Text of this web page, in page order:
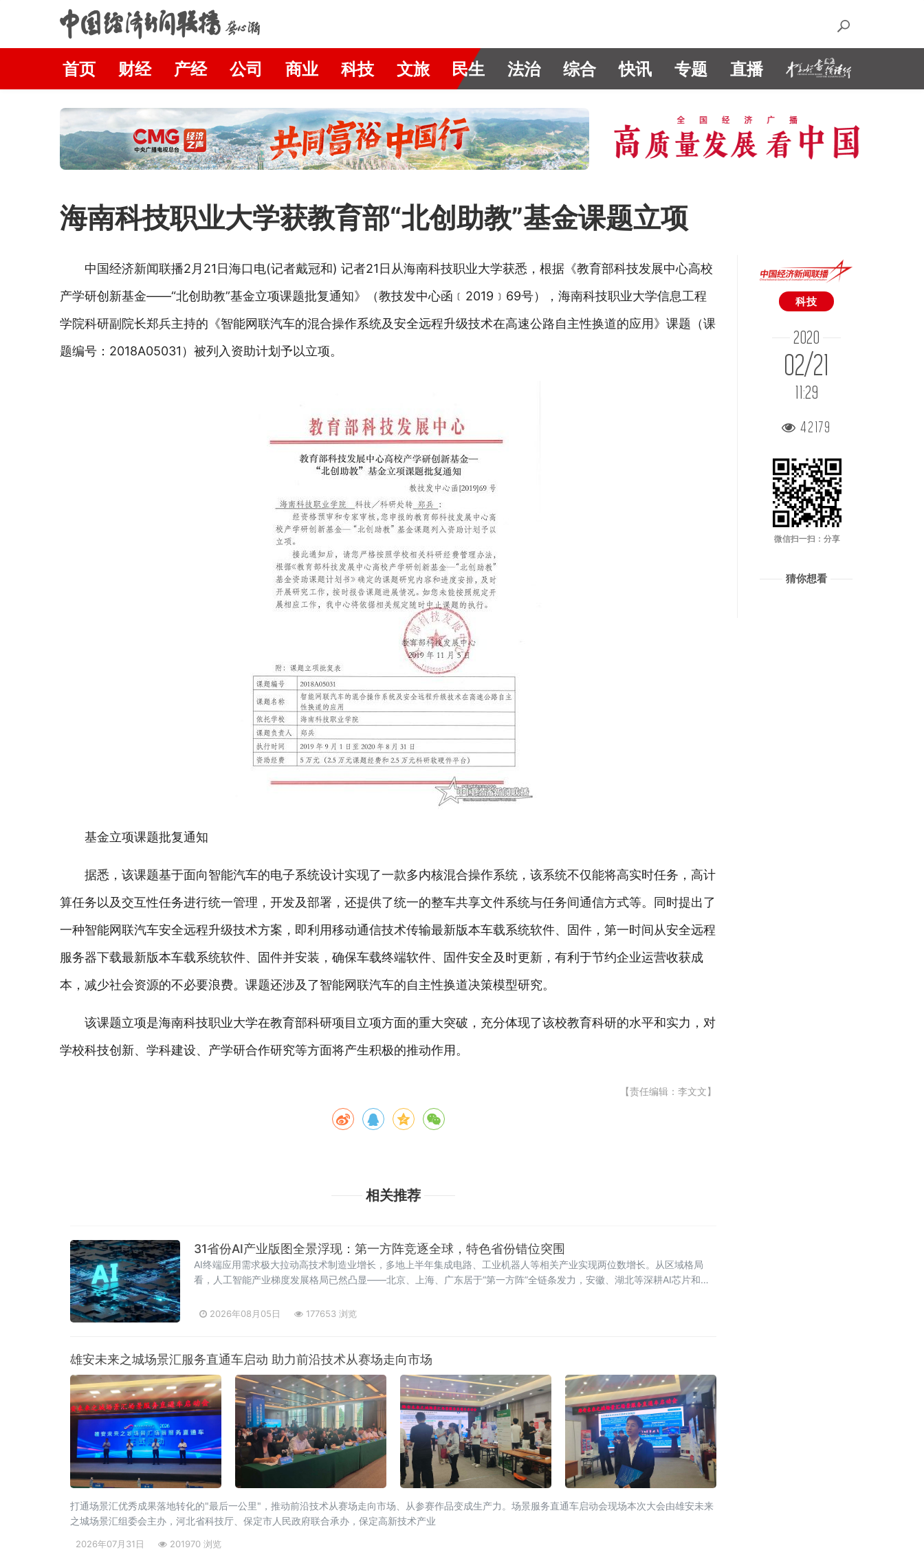
首页 财经 产经 公司 商业 科技 文旅 民生 法治 综合 快讯 专题 直播
海南科技职业大学获教育部“北创助教”基金课题立项
中国经济新闻联播2月21日海口电(记者戴冠和) 记者21日从海南科技职业大学获悉，根据《教育部科技发展中心高校
产学研创新基金——“北创助教”基金立项课题批复通知》（教技发中心函﹝2019﹞69号），海南科技职业大学信息工程
学院科研副院长郑兵主持的《智能网联汽车的混合操作系统及安全远程升级技术在高速公路自主性换道的应用》课题（课
题编号：2018A05031）被列入资助计划予以立项。
基金立项课题批复通知
据悉，该课题基于面向智能汽车的电子系统设计实现了一款多内核混合操作系统，该系统不仅能将高实时任务，高计
算任务以及交互性任务进行统一管理，开发及部署，还提供了统一的整车共享文件系统与任务间通信方式等。同时提出了
一种智能网联汽车安全远程升级技术方案，即利用移动通信技术传输最新版本车载系统软件、固件，第一时间从安全远程
服务器下载最新版本车载系统软件、固件并安装，确保车载终端软件、固件安全及时更新，有利于节约企业运营收获成
本，减少社会资源的不必要浪费。课题还涉及了智能网联汽车的自主性换道决策模型研究。
该课题立项是海南科技职业大学在教育部科研项目立项方面的重大突破，充分体现了该校教育科研的水平和实力，对
学校科技创新、学科建设、产学研合作研究等方面将产生积极的推动作用。
【责任编辑：李文文】
相关推荐
31省份AI产业版图全景浮现：第一方阵竞逐全球，特色省份错位突围
AI终端应用需求极大拉动高技术制造业增长，多地上半年集成电路、工业机器人等相关产业实现两位数增长。从区域格局
看，人工智能产业梯度发展格局已然凸显——北京、上海、广东居于“第一方阵”全链条发力，安徽、湖北等深耕AI芯片和光
2026年08月05日 177653 浏览
雄安未来之城场景汇服务直通车启动 助力前沿技术从赛场走向市场
打通场景汇优秀成果落地转化的"最后一公里"，推动前沿技术从赛场走向市场、从参赛作品变成生产力。场景服务直通车启动会现场本次大会由雄安未来
之城场景汇组委会主办，河北省科技厅、保定市人民政府联合承办，保定高新技术产业
2026年07月31日 201970 浏览
科技
2020
02/21
11:29
42179
微信扫一扫：分享
猜你想看